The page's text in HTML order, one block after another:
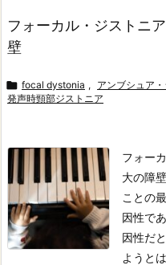
フォーカル・ジストニ
壁
 focal dystonia , アンブシュア
発声時頸部ジストニア
フォー
大の障壁
ことの
因性で
因性だ
ようと